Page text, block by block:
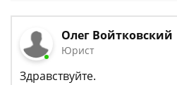
Олег Войтковский
Юрист
Здравствуйте.